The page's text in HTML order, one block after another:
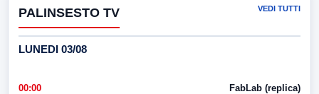
PALINSESTO TV VEDI TUTTI
LUNEDI 03/08
00:00 FabLab (replica)